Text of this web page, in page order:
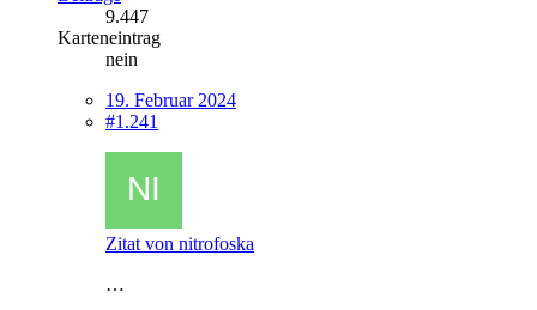
9.447
Karteneintrag
nein
19. Februar 2024
#1.241
Zitat von nitrofoska
…